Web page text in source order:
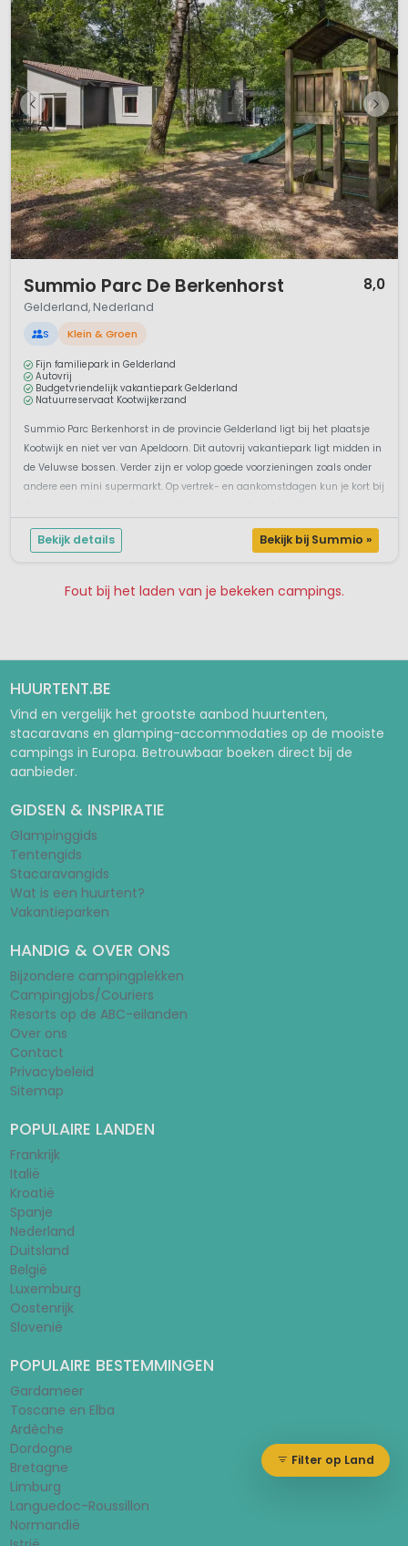
Summio Parc De Berkenhorst 8,0
Gelderland, Nederland
S Klein & Groen
Fijn familiepark in Gelderland
Autovrij
Budgetvriendelijk vakantiepark Gelderland
Natuurreservaat Kootwijkerzand
Summio Parc Berkenhorst in de provincie Gelderland ligt bij het plaatsje
Kootwijk en niet ver van Apeldoorn. Dit autovrij vakantiepark ligt midden in
de Veluwse bossen. Verder zijn er volop goede voorzieningen zoals onder
andere een mini supermarkt. Op vertrek- en aankomstdagen kun je kort bij
Bekijk details Bekijk bij Summio »
Fout bij het laden van je bekeken campings.
Filter op Land
HUURTENT.BE
Vind en vergelijk het grootste aanbod huurtenten,
stacaravans en glamping-accommodaties op de mooiste
campings in Europa. Betrouwbaar boeken direct bij de
aanbieder.
GIDSEN & INSPIRATIE
Glampinggids
Tentengids
Stacaravangids
Wat is een huurtent?
Vakantieparken
HANDIG & OVER ONS
Bijzondere campingplekken
Campingjobs/Couriers
Resorts op de ABC-eilanden
Over ons
Contact
Privacybeleid
Sitemap
POPULAIRE LANDEN
Frankrijk
Italië
Kroatië
Spanje
Nederland
Duitsland
België
Luxemburg
Oostenrijk
Slovenië
POPULAIRE BESTEMMINGEN
Gardameer
Toscane en Elba
Ardèche
Dordogne
Bretagne
Limburg
Languedoc-Roussillon
Normandië